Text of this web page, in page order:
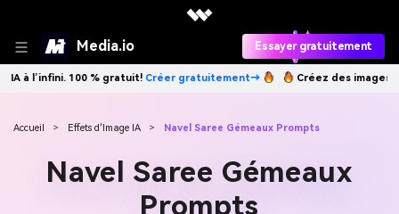
Media.io Essayer gratuitement
Créez des images IA à l’infini. 100 % gratuit!Créer
Accueil > Effets d'Image IA > Navel Saree Gémeaux Prompts
Navel Saree Gémeaux
Prompts